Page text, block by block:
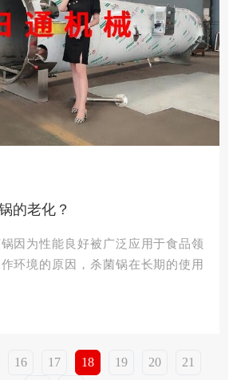
的老化？
因为性能良好被广泛应用于食品领
环境的原因，杀菌锅在长期的使用
16 17 18 19 20
21